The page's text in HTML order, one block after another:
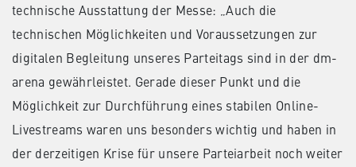
technische Ausstattung der Messe: „Auch die
technischen Möglichkeiten und Voraussetzungen zur
digitalen Begleitung unseres Parteitags sind in der dm-
arena gewährleistet. Gerade dieser Punkt und die
Möglichkeit zur Durchführung eines stabilen Online-
Livestreams waren uns besonders wichtig und haben in
der derzeitigen Krise für unsere Parteiarbeit noch weiter